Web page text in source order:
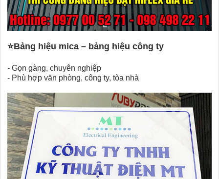
⭐Bảng hiệu mica – bảng hiệu công ty
- Gọn gàng, chuyên nghiệp
- Phù hợp văn phòng, công ty, tòa nhà